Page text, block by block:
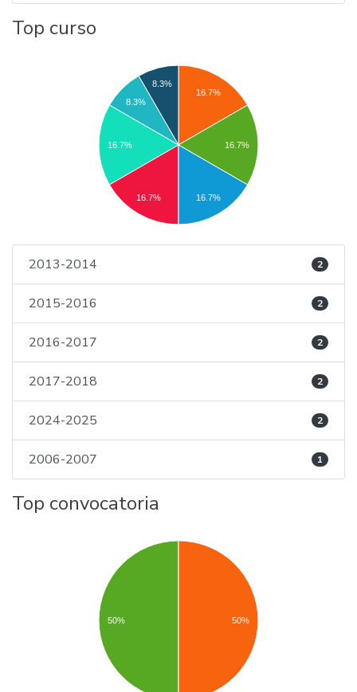
Top curso
16.7%
16.7%
8.3%
8.3%
16.7%
16.7% 16.7%
2013-2014 2
2015-2016 2
2016-2017 2
2017-2018 2
2024-2025 2
2006-2007 1
Top convocatoria
50% 50%